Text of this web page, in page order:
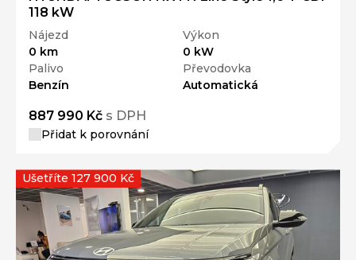
118 kW
Nájezd
0 km
Výkon
0 kW
Palivo
Benzín
Převodovka
Automatická
887 990 Kč s DPH
Přidat k porovnání
Ušetříte 127 900 Kč